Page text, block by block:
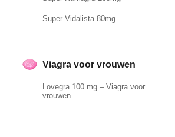
Super Vidalista 80mg
Viagra voor vrouwen
Lovegra 100 mg – Viagra voor
vrouwen